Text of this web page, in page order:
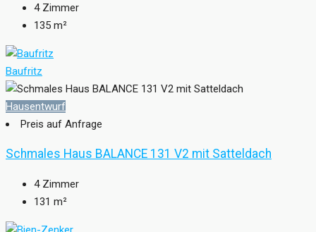
4 Zimmer
135 m²
Baufritz
Hausentwurf
Preis auf Anfrage
Schmales Haus BALANCE 131 V2 mit Satteldach
4 Zimmer
131 m²